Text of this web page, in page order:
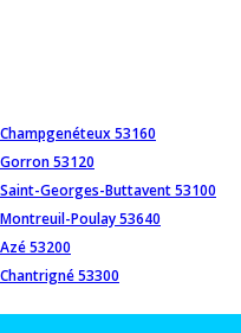
53160
53120
Georges-Buttavent 53100
Poulay 53640
53200
53300